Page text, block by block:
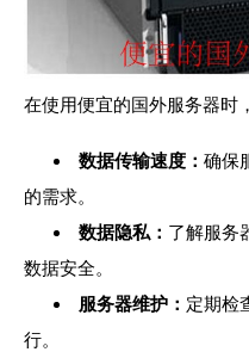
在使用便宜的国外服务器时
数据传输速度： 确保
的需求。
数据隐私： 了解服务
数据安全。
服务器维护： 定期检
行。